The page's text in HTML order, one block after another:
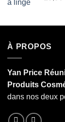
À PROPOS
Yan Price
Produits
dans nos deux